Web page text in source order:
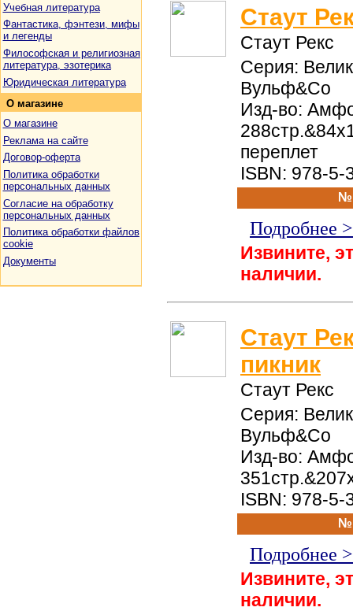
Учебная литература
Фантастика, фэнтези, мифы
и легенды
Философская и религиозная
литература, эзотерика
Юридическая литература
О магазине
О магазине
Реклама на сайте
Договор-оферта
Политика обработки
персональных данных
Согласие на обработку
персональных данных
Политика обработки файлов
cookie
Документы
Стаут
Стаут Рекс
Серия:
Вульф&Со
Изд-во:
переплет
ISBN: 978-5-
Подробнее
Извините,
наличии.
Стаут
пикник
Стаут Рекс
Серия:
Вульф&Со
Изд-во:
ISBN: 978-5-
Подробнее
Извините,
наличии.